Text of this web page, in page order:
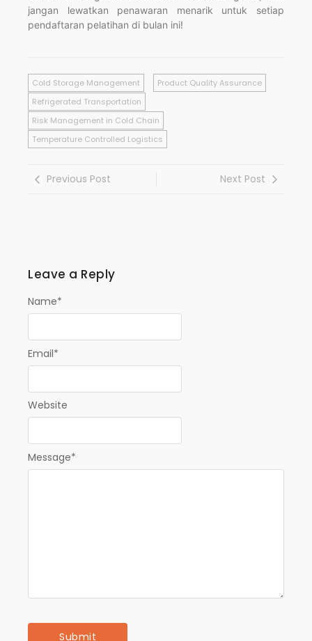
jangan lewatkan penawaran menarik untuk setiap
pendaftaran pelatihan di bulan ini!
Cold Storage Management
Product Quality Assurance
Refrigerated Transportation
Risk Management in Cold Chain
Temperature Controlled Logistics
Previous Post Next Post
Leave a Reply
Message*
Name*
Email*
Website